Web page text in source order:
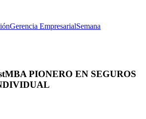
Gerencia EmpresarialSemana
MBA PIONERO EN SEGUROS